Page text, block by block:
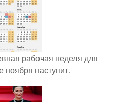
рабочая неделя для
ноября наступит.